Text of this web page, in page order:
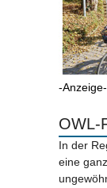
-Anzeige-
OWL-
In der
eine